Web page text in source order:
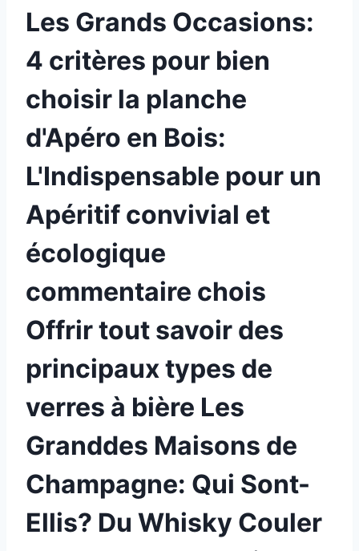
Les Grands Occasions:
4 critères pour bien
choisir la planche
d'Apéro en Bois:
L'Indispensable pour un
Apéritif convivial et
écologique
commentaire chois
Offrir tout savoir des
principaux types de
verres à bière Les
Granddes Maisons de
Champagne: Qui Sont-
Ellis? Du Whisky Couler